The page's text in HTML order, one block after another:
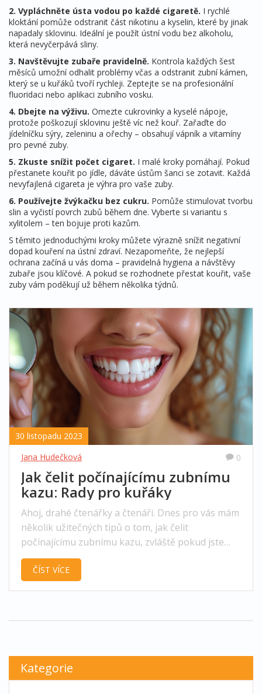
2. Vypláchněte ústa vodou po každé cigaretě. I rychlé
kloktání pomůže odstranit část nikotinu a kyselin, které by jinak
napadaly sklovinu. Ideální je použít ústní vodu bez alkoholu,
která nevyčerpává sliny.
3. Navštěvujte zubaře pravidelně. Kontrola každých šest
měsíců umožní odhalit problémy včas a odstranit zubní kámen,
který se u kuřáků tvoří rychleji. Zeptejte se na profesionální
fluoridaci nebo aplikaci zubního vosku.
4. Dbejte na výživu. Omezte cukrovinky a kyselé nápoje,
protože poškozují sklovinu ještě víc než kouř. Zařaďte do
jídelníčku sýry, zeleninu a ořechy – obsahují vápník a vitamíny
pro pevné zuby.
5. Zkuste snížit počet cigaret. I malé kroky pomáhají. Pokud
přestanete kouřit po jídle, dáváte ústům šanci se zotavit. Každá
nevyfajlená cigareta je výhra pro vaše zuby.
6. Používejte žvýkačku bez cukru. Pomůže stimulovat tvorbu
slin a vyčistí povrch zubů během dne. Vyberte si variantu s
xylitolem – ten bojuje proti kazům.
S těmito jednoduchými kroky můžete výrazně snížit negativní
dopad kouření na ústní zdraví. Nezapomeňte, že nejlepší
ochrana začíná u vás doma – pravidelná hygiena a návštěvy
zubaře jsou klíčové. A pokud se rozhodnete přestat kouřit, vaše
zuby vám poděkují už během několika týdnů.
30 listopadu 2023
Jana Hudečková
0
Jak čelit počínajícímu zubnímu
kazu: Rady pro kuřáky
Ahoj, drahé čtenářky a čtenáři. Dnes pro vás mám
několik užitečných tipů o tom, jak čelit
počínajícímu zubnímu kazu, zvláště pokud jste
kuřáci. Dovolte mi podělit se o pravidla a triky,
které vám pomohou udržovat váš úsměv zdravý a
ČÍST VÍCE
Kategorie